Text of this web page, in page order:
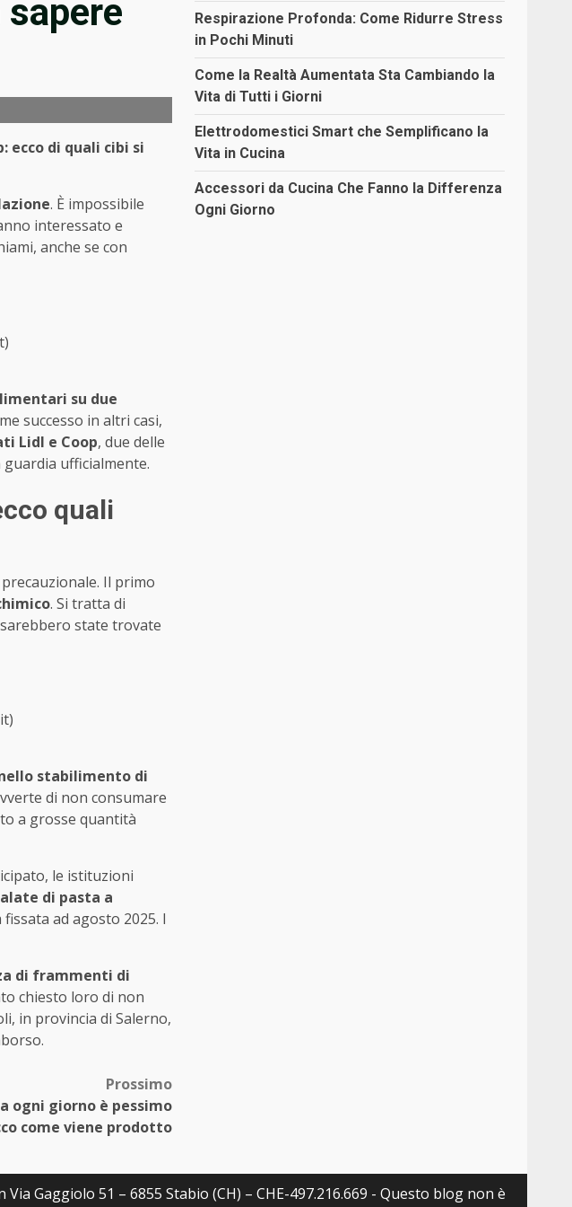
sapere
ecco di quali cibi si
. È impossibile
interessato e
anche se con
su due
successo in altri casi,
Lidl e Coop, due delle
ufficialmente.
quali
Il primo
. Si tratta di
state trovate
stabilimento di
di non consumare
a grosse quantità
le istituzioni
di pasta a
fissata ad agosto 2025. I
di frammenti di
chiesto loro di non
in provincia di Salerno,
Prossimo
ogni giorno è pessimo
come viene prodotto
Respirazione Profonda: Come Ridurre Stress
in Pochi Minuti
Come la Realtà Aumentata Sta Cambiando la
Vita di Tutti i Giorni
Elettrodomestici Smart che Semplificano la
Vita in Cucina
Accessori da Cucina Che Fanno la Differenza
Ogni Giorno
Gaggiolo 51 – 6855 Stabio (CH) – CHE-497.216.669 - Questo blog non è